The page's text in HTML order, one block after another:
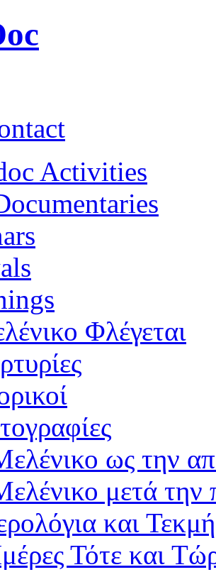
Activities
Φλέγεται
ως την
μετά
και
Τότε και